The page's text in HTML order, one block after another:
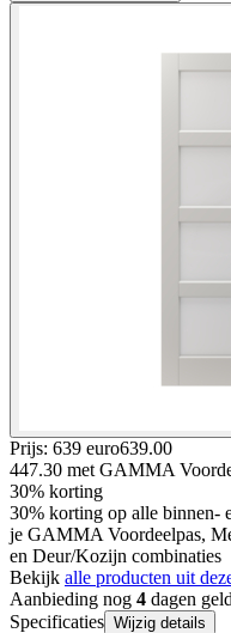
Prijs: 639 euro639.00
447.30 met GAMMA
30% korting
30% korting op alle binnen-
je GAMMA Voordeelpas,
en Deur/Kozijn combinaties
Bekijk alle producten uit
Aanbieding nog 4 dagen
Specificaties Wijzig details